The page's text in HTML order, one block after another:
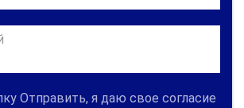
Отправить, я даю свое согласие